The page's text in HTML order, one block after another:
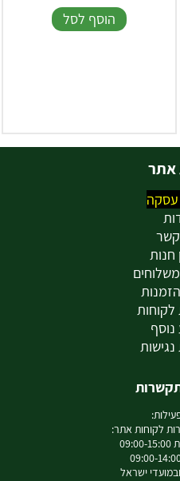
הוסף לסל
אתר
עסקה
חנות
לקוחות אתר:
ישראל